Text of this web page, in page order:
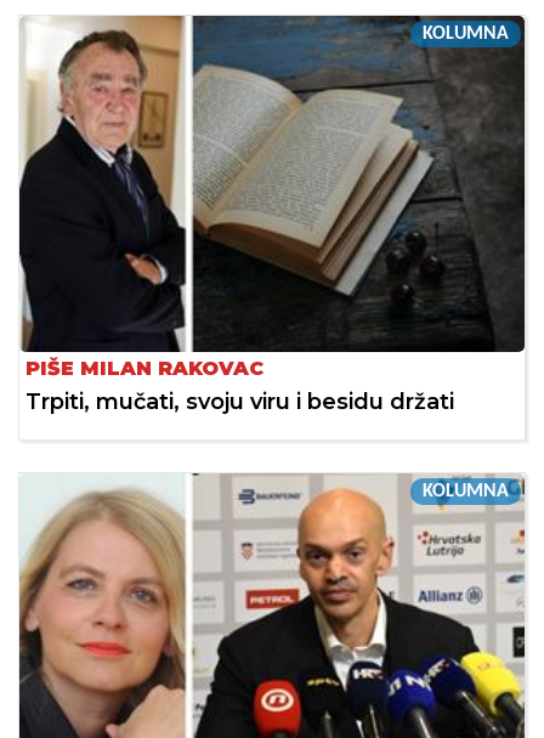
KOLUMNA
PIŠE MILAN RAKOVAC
Trpiti, mučati, svoju viru i besidu držati
KOLUMNA